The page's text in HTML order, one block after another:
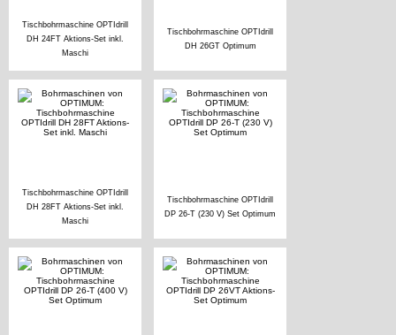
Tischbohrmaschine OPTIdrill
DH 24FT Aktions-Set inkl.
Maschi
Tischbohrmaschine OPTIdrill
DH 26GT Optimum
Tischbohrmaschine OPTIdrill
DH 28FT Aktions-Set inkl.
Maschi
Tischbohrmaschine OPTIdrill
DP 26-T (230 V) Set Optimum